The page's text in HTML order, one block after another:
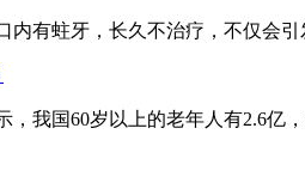
内有蛀牙，长久不治疗，不仅会
，我国60岁以上的老年人有2.6